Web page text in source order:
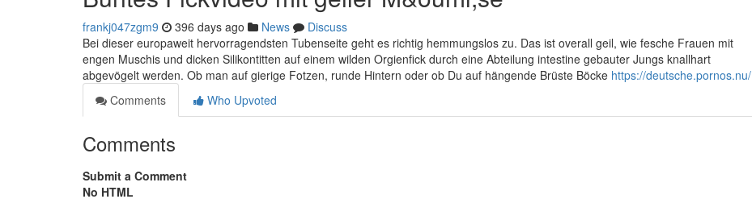
frankj047zgm9 396 days ago News
Discuss
Bei dieser europaweit hervorragendsten Tubenseite geht es richtig hemmungslos zu. Das ist overall geil, wie fesche Frauen mit
engen Muschis und dicken Silikontitten auf einem wilden Orgienfick durch eine Abteilung intestine gebauter Jungs knallhart
abgevögelt werden. Ob man auf gierige Fotzen, runde Hintern oder ob Du auf hängende Brüste Böcke https://deutsche.pornos.nu/
Comments
Who Upvoted
Comments
Submit a Comment
No HTML